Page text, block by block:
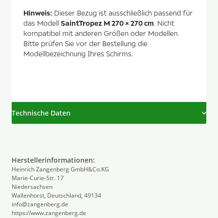
Hinweis: Dieser Bezug ist ausschließlich passend für
das Modell SaintTropez M 270 × 270 cm. Nicht
kompatibel mit anderen Größen oder Modellen.
Bitte prüfen Sie vor der Bestellung die
Modellbezeichnung Ihres Schirms.
Technische Daten
Herstellerinformationen:
Heinrich Zangenberg GmbH&Co.KG
Marie-Curie-Str. 17
Niedersachsen
Wallenhorst, Deutschland, 49134
info@zangenberg.de
https://www.zangenberg.de